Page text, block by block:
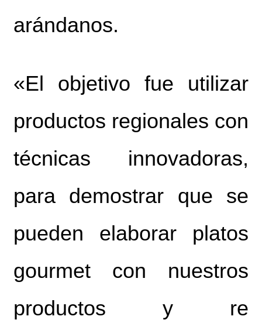
arándanos.
«El objetivo fue utilizar
productos regionales con
técnicas innovadoras,
para demostrar que se
pueden elaborar platos
gourmet con nuestros
productos y re